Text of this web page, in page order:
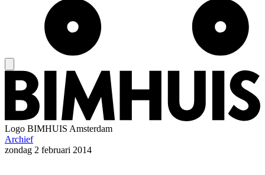
Logo BIMHUIS Amsterdam
Archief
zondag 2 februari 2014